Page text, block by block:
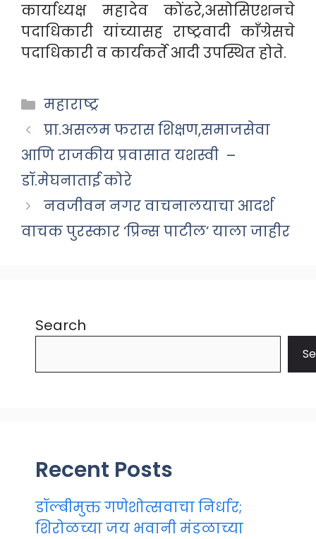
कार्याध्यक्ष महादेव कोंढरे,असोसिएशनचे
पदाधिकारी यांच्यासह राष्ट्रवादी काँग्रेसचे
पदाधिकारी व कार्यकर्ते आदी उपस्थित होते.
Categories
महाराष्ट्र
प्रा.असलम फरास शिक्षण,समाजसेवा
आणि राजकीय प्रवासात यशस्वी –
डॉ.मेघनाताई कोरे
नवजीवन नगर वाचनालयाचा आदर्श
वाचक पुरस्कार ‘प्रिन्स पाटील’ याला जाहीर
Search
Recent Posts
डॉल्बीमुक्त गणेशोत्सवाचा निर्धार;
शिरोळच्या जय भवानी मंडळाच्या